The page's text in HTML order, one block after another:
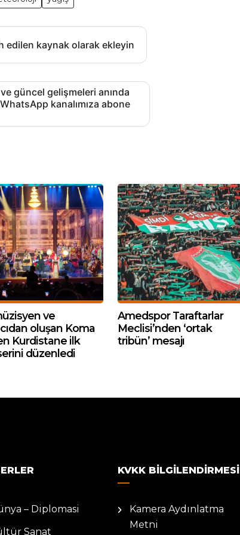
edilen kaynak olarak ekleyin
güncel gelişmeleri anında
kanalımıza abone
ve
oluşan Koma
Kurdistane ilk
düzenledi
Amedspor Taraftarlar
Meclisi’nden ‘ortak
tribün’ mesajı
– Diplomasi
Sanat
KVKK BILGILENDIRMESI
Kamera Aydınlatma
Metni